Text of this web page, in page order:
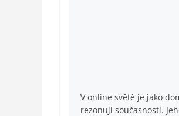
V online světě je jako
rezonují současností.